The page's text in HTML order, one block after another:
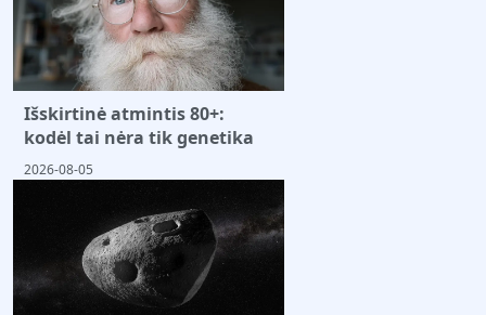
Išskirtinė atmintis 80+:
kodėl tai nėra tik genetika
2026-08-05